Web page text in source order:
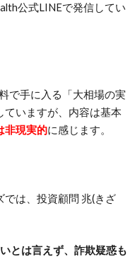
公式LINEで発信してい
で手に入る「大相場の実
いますが、内容は基本
非現実的に感じます。
は、投資顧問 兆(きざ
とは言えず、詐欺疑惑も